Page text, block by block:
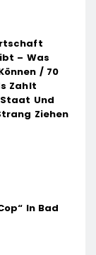
– Was
/ 70
Zahlt
Und
Ziehen
In Bad